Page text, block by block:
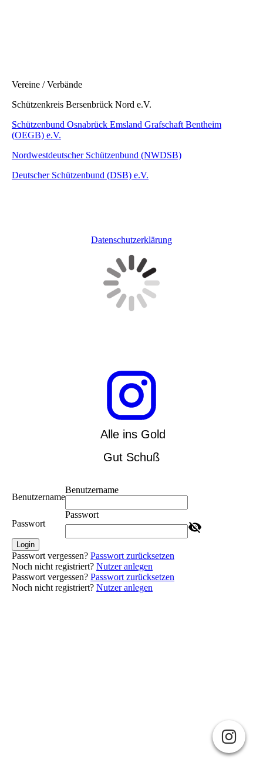
Vereine / Verbände
Schützenkreis Bersenbrück Nord e.V.
Schützenbund Osnabrück Emsland Grafschaft Bentheim
(OEGB) e.V.
Nordwestdeutscher Schützenbund (NWDSB)
Deutscher Schützenbund (DSB) e.V.
Datenschutzerklärung
Alle ins Gold
Gut Schuß
Benutzername
Benutzername
Passwort
Passwort
Login
Passwort vergessen? Passwort zurücksetzen
Noch nicht registriert? Nutzer anlegen
Passwort vergessen? Passwort zurücksetzen
Noch nicht registriert? Nutzer anlegen